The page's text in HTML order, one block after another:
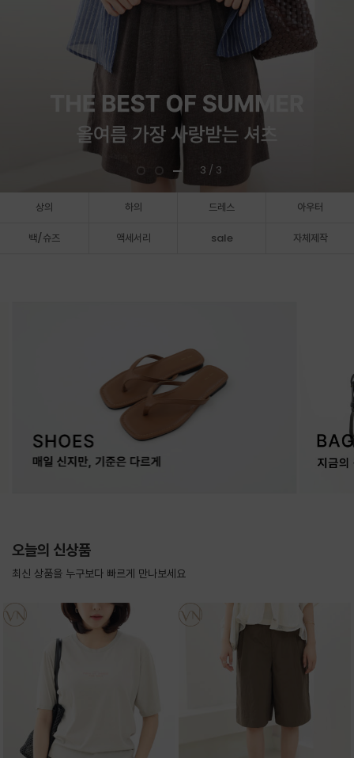
3 / 3
상의 하의 드레스 아우터
백/슈즈 액세서리 sale 자체제작
오늘의 신상품
최신 상품을 누구보다 빠르게 만나보세요